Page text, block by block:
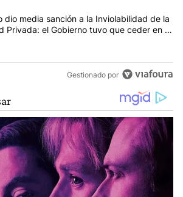
con el título "El Senado dio media
dio media sanción a la Inviolabilidad de la
Privada: el Gobierno tuvo que ceder en la
del Fuego
Gestionado por